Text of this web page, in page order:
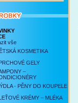
vše
KOSMETIKA
GELY
–
- PĚNY DO KOUPELE
KRÉMY – MLÉKA